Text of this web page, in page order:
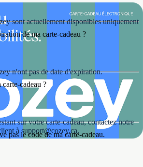
sont actuellement disponibles uniquement
de ma carte-cadeau ?
n'ont pas de date d'expiration.
cadeau ?
sur votre carte-cadeau, contactez notre
à support@cozey.ca.
pas le code de ma carte-cadeau.